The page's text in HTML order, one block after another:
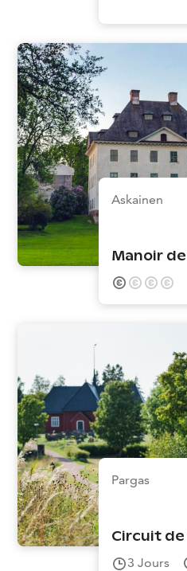
Askainen
Manoir
Pargas
Circuit
3 Jours